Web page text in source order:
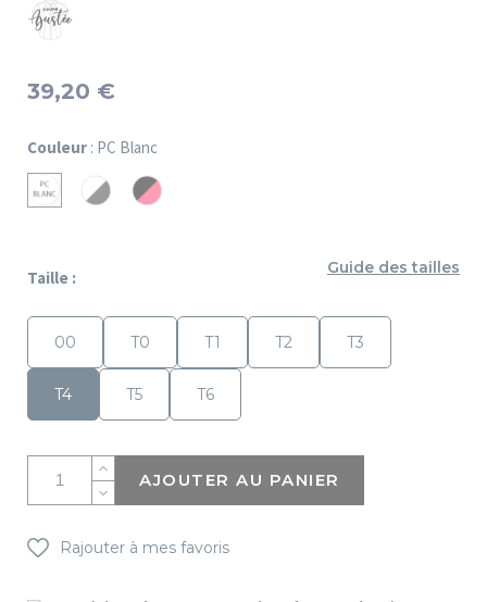
39,20 €
Couleur : PC Blanc
PC
PC
PC
Taille :
Guide des tailles
00 T0 T1 T2 T3
T4 T5 T6
AJOUTER AU PANIER
Rajouter à mes favoris